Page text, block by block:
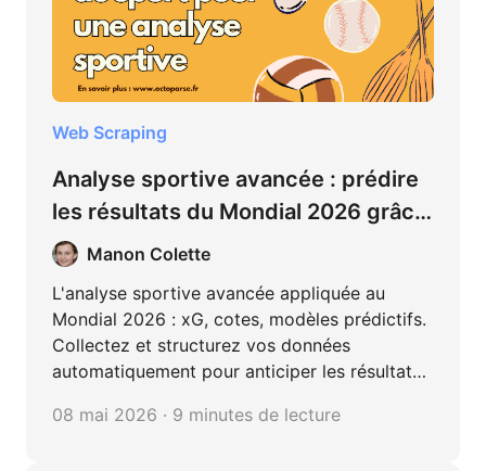
Web Scraping
Analyse sportive avancée : prédire
les résultats du Mondial 2026 grâce
aux données
Manon Colette
L'analyse sportive avancée appliquée au
Mondial 2026 : xG, cotes, modèles prédictifs.
Collectez et structurez vos données
automatiquement pour anticiper les résultats.
08 mai 2026 · 9 minutes de lecture